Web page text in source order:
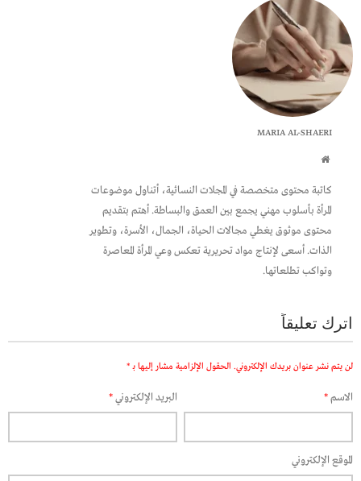
MARIA AL-SHAERI
كاتبة محتوى متخصصة في المجلات النسائية، أتناول موضوعات
المرأة بأسلوب مهني يجمع بين العمق والبساطة. أهتم بتقديم
محتوى موثوق يغطي مجالات الحياة، الجمال، الأسرة، وتطوير
الذات. أسعى لإنتاج مواد تحريرية تعكس وعي المرأة المعاصرة
وتواكب تطلعاتها.
اترك تعليقاً
لن يتم نشر عنوان بريدك الإلكتروني. الحقول الإلزامية مشار إليها بـ *
الاسم* البريد الإلكتروني*
الموقع الإلكتروني